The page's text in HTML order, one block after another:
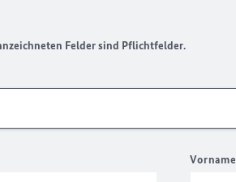
Felder sind Pflichtfelder.
Vorname